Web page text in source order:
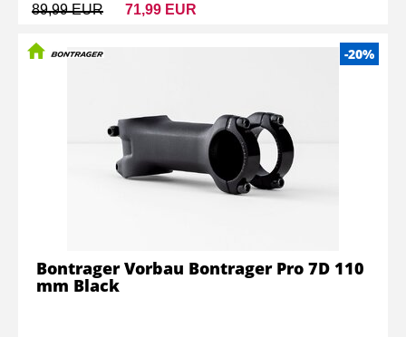
89,99 EUR 71,99 EUR
-20%
Bontrager Vorbau Bontrager Pro 7D 110
mm Black